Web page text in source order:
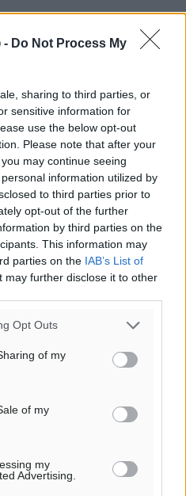
- Do Not Process My
sharing to third parties, or
sensitive information for
use the below opt-out
Please note that after your
may continue seeing
information utilized by
to third parties prior to
opt-out of the further
by third parties on the
This information may
parties on the IAB’s List of
may further disclose it to other
Opt Outs
of my
of my
my
Advertising.
ΡΟΔΗΛΙΟΣ 13:45:00
ΑΓΓΕΛΙΚΗ ΡΟΔΗΛΙΟΣ
ΡΟΔΗΛΙΟΣ
ΦΙΛΙΠΠΟΣ ΡΟΔΗΛΙΟΣ
ΧΡΗΣΤΟΣ ΡΟΔΗΛΙΟΣ
ΝΕΚΤΑΡΙΟΣ ΡΟΔΗΛΙΟΣ